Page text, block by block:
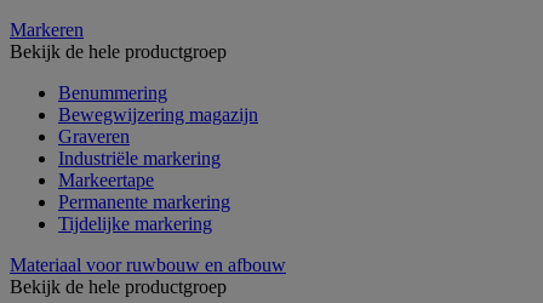
Markeren
Bekijk de hele productgroep
Benummering
Bewegwijzering magazijn
Graveren
Industriële markering
Markeertape
Permanente markering
Tijdelijke markering
Materiaal voor ruwbouw en afbouw
Bekijk de hele productgroep